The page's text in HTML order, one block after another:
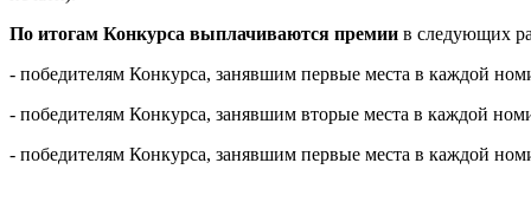
По итогам Конкурса выплачиваются премии в следующих
- победителям Конкурса, занявшим первые места в каждой
- победителям Конкурса, занявшим вторые места в каждой
- победителям Конкурса, занявшим первые места в каждой